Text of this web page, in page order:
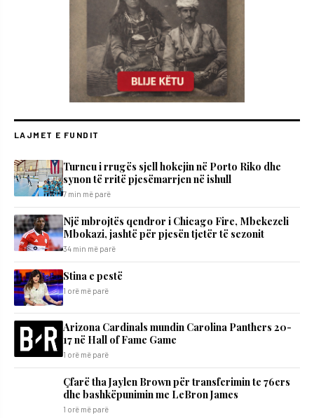
LAJMET E FUNDIT
Turneu i rrugës sjell hokejin në Porto Riko dhe
synon të rritë pjesëmarrjen në ishull
7 min më parë
Një mbrojtës qendror i Chicago Fire, Mbekezeli
Mbokazi, jashtë për pjesën tjetër të sezonit
34 min më parë
Stina e pestë
1 orë më parë
Arizona Cardinals mundin Carolina Panthers 20-
17 në Hall of Fame Game
1 orë më parë
Çfarë tha Jaylen Brown për transferimin te 76ers
dhe bashkëpunimin me LeBron James
1 orë më parë